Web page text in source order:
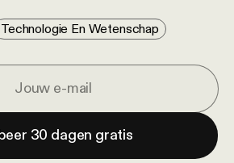
Technologie En Wetenschap
30 dagen gratis